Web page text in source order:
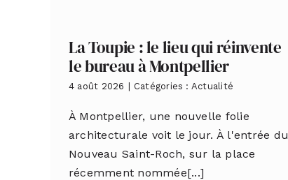
La Toupie : le lieu qui réinvente
le bureau à Montpellier
4 août 2026 | Catégories : Actualité
À Montpellier, une nouvelle folie
architecturale voit le jour. À l'entrée du
Nouveau Saint-Roch, sur la place
récemment nommée[...]